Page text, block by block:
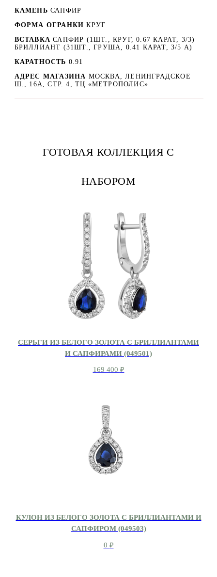
КАМЕНЬ САПФИР
ФОРМА ОГРАНКИ КРУГ
ВСТАВКА САПФИР (1ШТ., КРУГ, 0.67 КАРАТ, 3/3)
БРИЛЛИАНТ (31ШТ., ГРУША, 0.41 КАРАТ, 3/5 А)
КАРАТНОСТЬ 0.91
АДРЕС МАГАЗИНА МОСКВА, ЛЕНИНГРАДСКОЕ
Ш., 16А, СТР. 4, ТЦ «МЕТРОПОЛИС»
ГОТОВАЯ КОЛЛЕКЦИЯ С
НАБОРОМ
СЕРЬГИ ИЗ БЕЛОГО ЗОЛОТА С БРИЛЛИАНТАМИ
И САПФИРАМИ (049501)
169 400 ₽
КУЛОН ИЗ БЕЛОГО ЗОЛОТА С БРИЛЛИАНТАМИ И
САПФИРОМ (049503)
0 ₽